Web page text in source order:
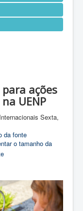
ações
UENP
Sexta,
da fonte
o tamanho da